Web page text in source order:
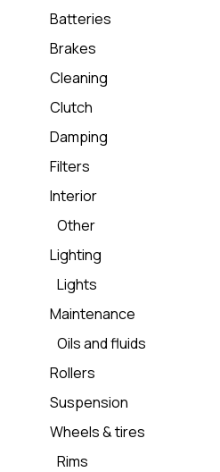
Batteries
Brakes
Cleaning
Clutch
Damping
Filters
Interior
Other
Lighting
Lights
Maintenance
Oils and fluids
Rollers
Suspension
Wheels & tires
Rims